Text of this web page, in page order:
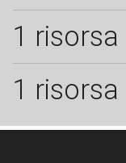
1 risorsa
1 risorsa